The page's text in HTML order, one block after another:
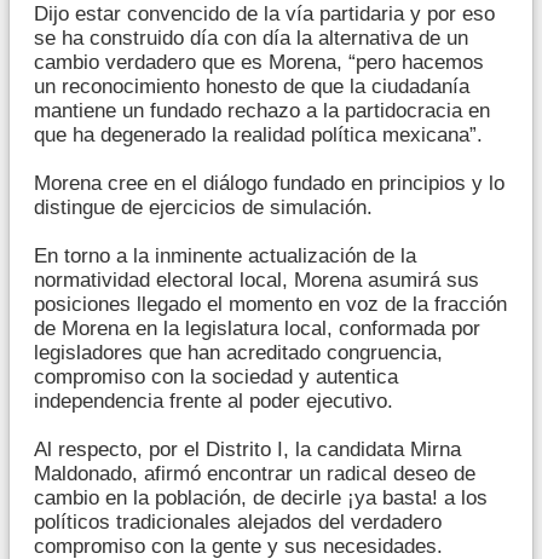
Dijo estar convencido de la vía partidaria y por eso
se ha construido día con día la alternativa de un
cambio verdadero que es Morena, “pero hacemos
un reconocimiento honesto de que la ciudadanía
mantiene un fundado rechazo a la partidocracia en
que ha degenerado la realidad política mexicana”.
Morena cree en el diálogo fundado en principios y lo
distingue de ejercicios de simulación.
En torno a la inminente actualización de la
normatividad electoral local, Morena asumirá sus
posiciones llegado el momento en voz de la fracción
de Morena en la legislatura local, conformada por
legisladores que han acreditado congruencia,
compromiso con la sociedad y autentica
independencia frente al poder ejecutivo.
Al respecto, por el Distrito I, la candidata Mirna
Maldonado, afirmó encontrar un radical deseo de
cambio en la población, de decirle ¡ya basta! a los
políticos tradicionales alejados del verdadero
compromiso con la gente y sus necesidades.